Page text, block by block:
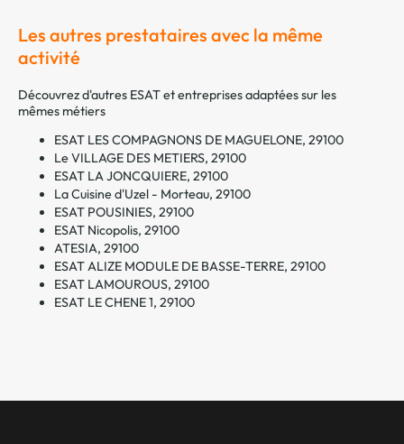
Les autres prestataires avec la même
activité
Découvrez d'autres ESAT et entreprises adaptées sur les
mêmes métiers
ESAT LES COMPAGNONS DE MAGUELONE, 29100
Le VILLAGE DES METIERS, 29100
ESAT LA JONCQUIERE, 29100
La Cuisine d'Uzel - Morteau, 29100
ESAT POUSINIES, 29100
ESAT Nicopolis, 29100
ATESIA, 29100
ESAT ALIZE MODULE DE BASSE-TERRE, 29100
ESAT LAMOUROUS, 29100
ESAT LE CHENE 1, 29100